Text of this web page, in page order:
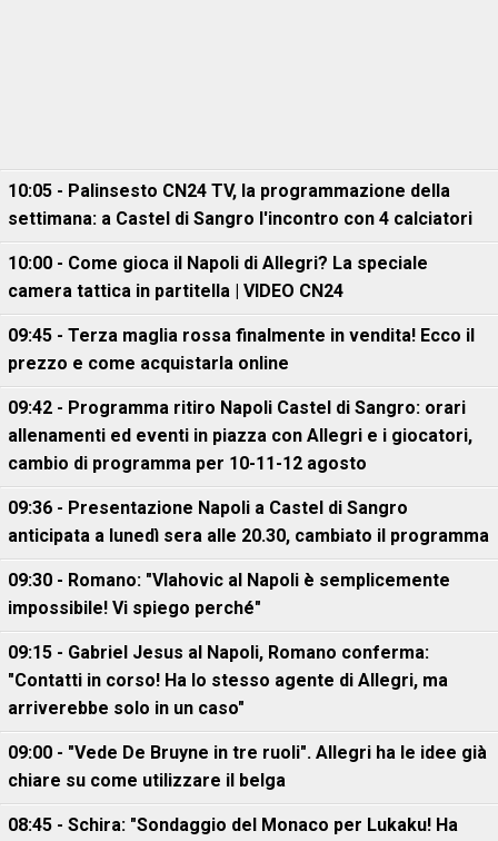
10:05 - Palinsesto CN24 TV, la programmazione della
settimana: a Castel di Sangro l'incontro con 4 calciatori
10:00 - Come gioca il Napoli di Allegri? La speciale
camera tattica in partitella | VIDEO CN24
09:45 - Terza maglia rossa finalmente in vendita! Ecco il
prezzo e come acquistarla online
09:42 - Programma ritiro Napoli Castel di Sangro: orari
allenamenti ed eventi in piazza con Allegri e i giocatori,
cambio di programma per 10-11-12 agosto
09:36 - Presentazione Napoli a Castel di Sangro
anticipata a lunedì sera alle 20.30, cambiato il programma
09:30 - Romano: "Vlahovic al Napoli è semplicemente
impossibile! Vi spiego perché"
09:15 - Gabriel Jesus al Napoli, Romano conferma:
"Contatti in corso! Ha lo stesso agente di Allegri, ma
arriverebbe solo in un caso"
09:00 - "Vede De Bruyne in tre ruoli". Allegri ha le idee già
chiare su come utilizzare il belga
08:45 - Schira: "Sondaggio del Monaco per Lukaku! Ha